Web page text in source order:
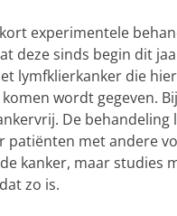
experimentele
deze sinds begin dit
lymfklierkanker die
wordt gegeven.
De behandeling
patiënten met andere
kanker, maar studies
zo is.